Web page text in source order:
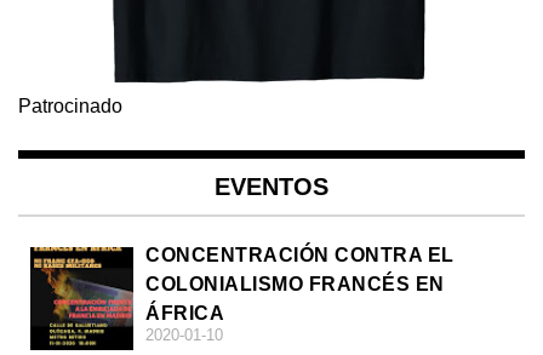
Patrocinado
EVENTOS
CONCENTRACIÓN CONTRA EL
COLONIALISMO FRANCÉS EN
ÁFRICA
2020-01-10